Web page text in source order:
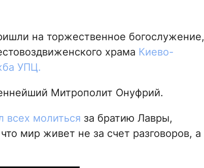
на торжественное богослужение,
храма Киево-
УПЦ.
Митрополит Онуфрий.
всех молиться за братию Лавры,
мир живет не за счет разговоров, а